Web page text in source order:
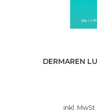
DERMAREN
inkl.